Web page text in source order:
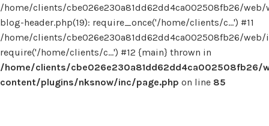
/home/clients/cbe026e230a81dd62dd4ca002508fb26/web/
blog-header.php(19): require_once('/home/clients/c...') #11
/home/clients/cbe026e230a81dd62dd4ca002508fb26/web/
require('/home/clients/c...') #12 {main} thrown in
/home/clients/cbe026e230a81dd62dd4ca002508fb26/
content/plugins/nksnow/inc/page.php on line 85